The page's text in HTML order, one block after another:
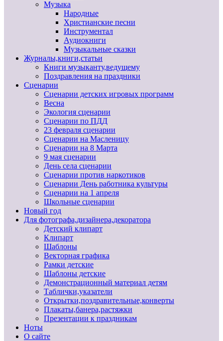
Музыка
Народные
Христианские песни
Инструментал
Аудиокниги
Музыкальные сказки
Журналы,книги,статьи
Книги музыканту,ведущему
Поздравления на праздники
Сценарии
Сценарии детских игровых программ
Весна
Экология сценарии
Сценарии по ПДД
23 февраля сценарии
Сценарии на Масленицу
Сценарии на 8 Марта
9 мая сценарии
День села сценарии
Сценарии против наркотиков
Сценарии День работника культуры
Сценарии на 1 апреля
Школьные сценарии
Новый год
Для фотографа,дизайнера,декоратора
Детский клипарт
Клипарт
Шаблоны
Векторная графика
Рамки детские
Шаблоны детские
Демонстрационный материал детям
Таблички,указатели
Открытки,поздравительные,конверты
Плакаты,банера,растяжки
Презентации к праздникам
Ноты
О сайте